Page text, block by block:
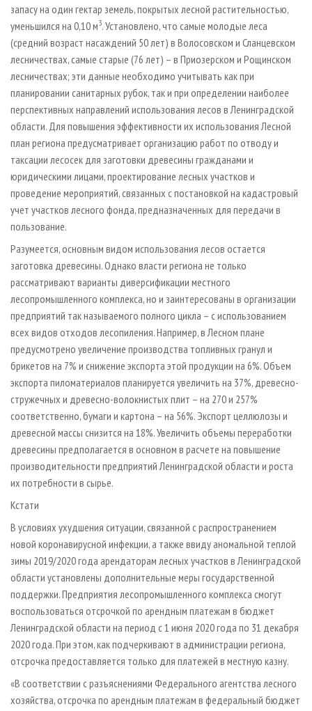
запасу на один гектар земель, покрытых лесной растительностью,
уменьшился на 0,10 м3. Установлено, что самые молодые леса
(средний возраст насаждений 50 лет) в Волосовском и Сланцевском
лесничествах, самые старые (76 лет) – в Приозерском и Рощинском
лесничествах; эти данные необходимо учитывать как при
планировании санитарных рубок, так и при определении наиболее
перспективных направлений использования лесов в Ленинградской
области. Для повышения эффективности их использования Лесной
план региона предусматривает организацию работ по отводу и
таксации лесосек для заготовки древесины гражданами и
юридическими лицами, проектирование лесных участков и
проведение мероприятий, связанных с постановкой на кадастровый
учет участков лесного фонда, предназначенных для передачи в
пользование.
Разумеется, основным видом использования лесов остается
заготовка древесины. Однако власти региона не только
рассматривают варианты диверсификации местного
лесопромышленного комплекса, но и заинтересованы в организации
предприятий так называемого полного цикла – с использованием
всех видов отходов лесопиления. Например, в Лесном плане
предусмотрено увеличение производства топливных гранул и
брикетов на 7% и снижение экспорта этой продукции на 6%. Объем
экспорта пиломатериалов планируется увеличить на 37%, древесно-
стружечных и древесно-волокнистых плит – на 270 и 257%
соответственно, бумаги и картона – на 56%. Экспорт целлюлозы и
древесной массы снизится на 18%. Увеличить объемы переработки
древесины предполагается в основном в расчете на повышение
производительности предприятий Ленинградской области и роста
их потребности в сырье.
Кстати
В условиях ухудшения ситуации, связанной с распространением
новой коронавирусной инфекции, а также ввиду аномальной теплой
зимы 2019/2020 года арендаторам лесных участков в Ленинградской
области установлены дополнительные меры государственной
поддержки. Предприятия лесопромышленного комплекса смогут
воспользоваться отсрочкой по арендным платежам в бюджет
Ленинградской области на период с 1 июня 2020 года по 31 декабря
2020 года. При этом, как подчеркивают в администрации региона,
отсрочка предоставляется только для платежей в местную казну.
«В соответствии с разъяснениями Федерального агентства лесного
хозяйства, отсрочка по арендным платежам в федеральный бюджет